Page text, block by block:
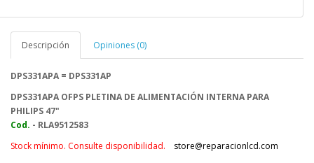
Descripción Opiniones (0)
DPS331APA = DPS331AP
DPS331APA OFPS PLETINA DE ALIMENTACIÓN INTERNA PARA
PHILIPS 47"
Cod. - RLA9512583
Stock mínimo. Consulte disponibilidad. store@reparacionlcd.com